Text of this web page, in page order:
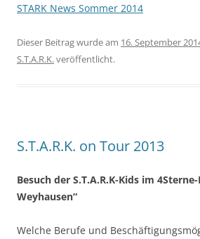
STARK News Sommer 2014
Dieser Beitrag wurde am 16. September
S.T.A.R.K.veröffentlicht.
S.T.A.R.K. on Tour 2013
Besuch der S.T.A.R.K-Kids im
Weyhausen“
Welche Berufe und